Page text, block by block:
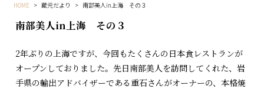
HOME > 蔵元だより > 南部美人in上海 その３
南部美人in上海 その３
2年ぶりの上海ですが、今回もたくさんの日本食レストランが
オープンしておりました。先日南部美人を訪問してくれた、岩
手県の輸出アドバイザーである重石さんがオーナーの、本格焼